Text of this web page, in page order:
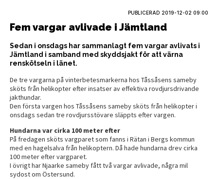
PUBLICERAD 2019-12-02 09:00
Fem vargar avlivade i Jämtland
Sedan i onsdags har sammanlagt fem vargar avlivats i
Jämtland i samband med skyddsjakt för att värna
renskötseln i länet.
De tre vargarna på vinterbetesmarkerna hos Tåssåsens sameby
sköts från helikopter efter insatser av effektiva rovdjursdrivande
jakthundar.
Den första vargen hos Tåssåsens sameby sköts från helikopter i
onsdags sedan tre rovdjursstövare släppts efter vargen.
Hundarna var cirka 100 meter efter
På fredagen sköts vargparet som fanns i Rätan i Bergs kommun
med en hagelsalva från helikoptern. Då hade hundarna drev cirka
100 meter efter vargparet.
I övrigt har Njaarke sameby fått två vargar avlivade, några mil
sydost om Östersund.